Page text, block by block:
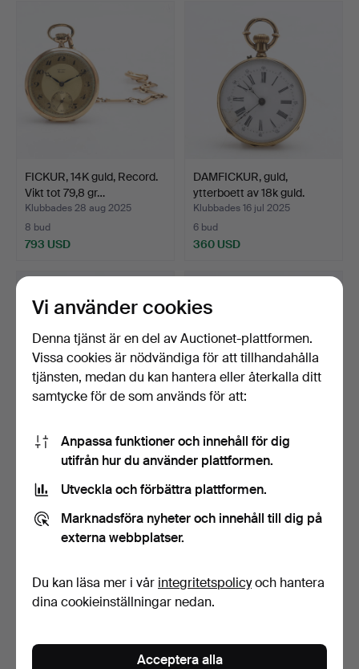
FICKUR, 14K guld, Record.
Vikt tot 79,8 gr…
Klubbades 28 aug 2025
8 bud
793 USD
DAMFICKUR, guld,
ytterboett av 18k guld.
Klubbades 16 jul 2025
6 bud
360 USD
FICKUR, Zenith, ytterboett
av 14k guld.
15 bud
792 USD
DAMFICKUR, guld 14k i
ytterboett.
18 bud
180 USD
Vi använder cookies
Denna tjänst är en del av Auctionet-plattformen.
Vissa cookies är nödvändiga för att tillhandahålla
tjänsten, medan du kan hantera eller återkalla ditt
samtycke för de som används för att:
Anpassa funktioner och innehåll för dig
utifrån hur du använder plattformen.
Utveckla och förbättra plattformen.
Marknadsföra nyheter och innehåll till dig på
externa webbplatser.
Du kan läsa mer i vår integritetspolicyoch hantera
dina cookieinställningar nedan.
Acceptera alla